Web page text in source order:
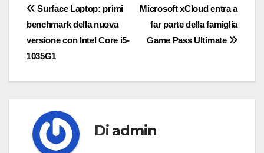
Navigazione
articoli
Microsoft xCloud entra a
far parte della famiglia
Game Pass Ultimate
Surface Laptop: primi
benchmark della nuova
versione con Intel Core i5-
1035G1
Di admin